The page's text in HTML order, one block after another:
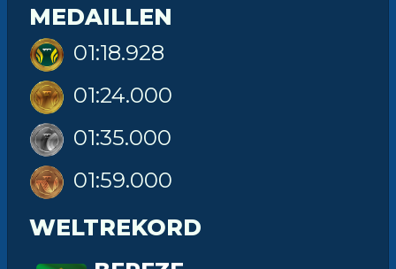
MEDAILLEN
01:18.928
01:24.000
01:35.000
01:59.000
WELTREKORD